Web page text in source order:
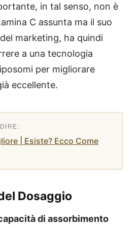
in tal senso, non è
C assunta ma il suo
marketing, ha quindi
a una tecnologia
per migliorare
eccellente.
| Esiste? Ecco Come
Dosaggio
di assorbimento